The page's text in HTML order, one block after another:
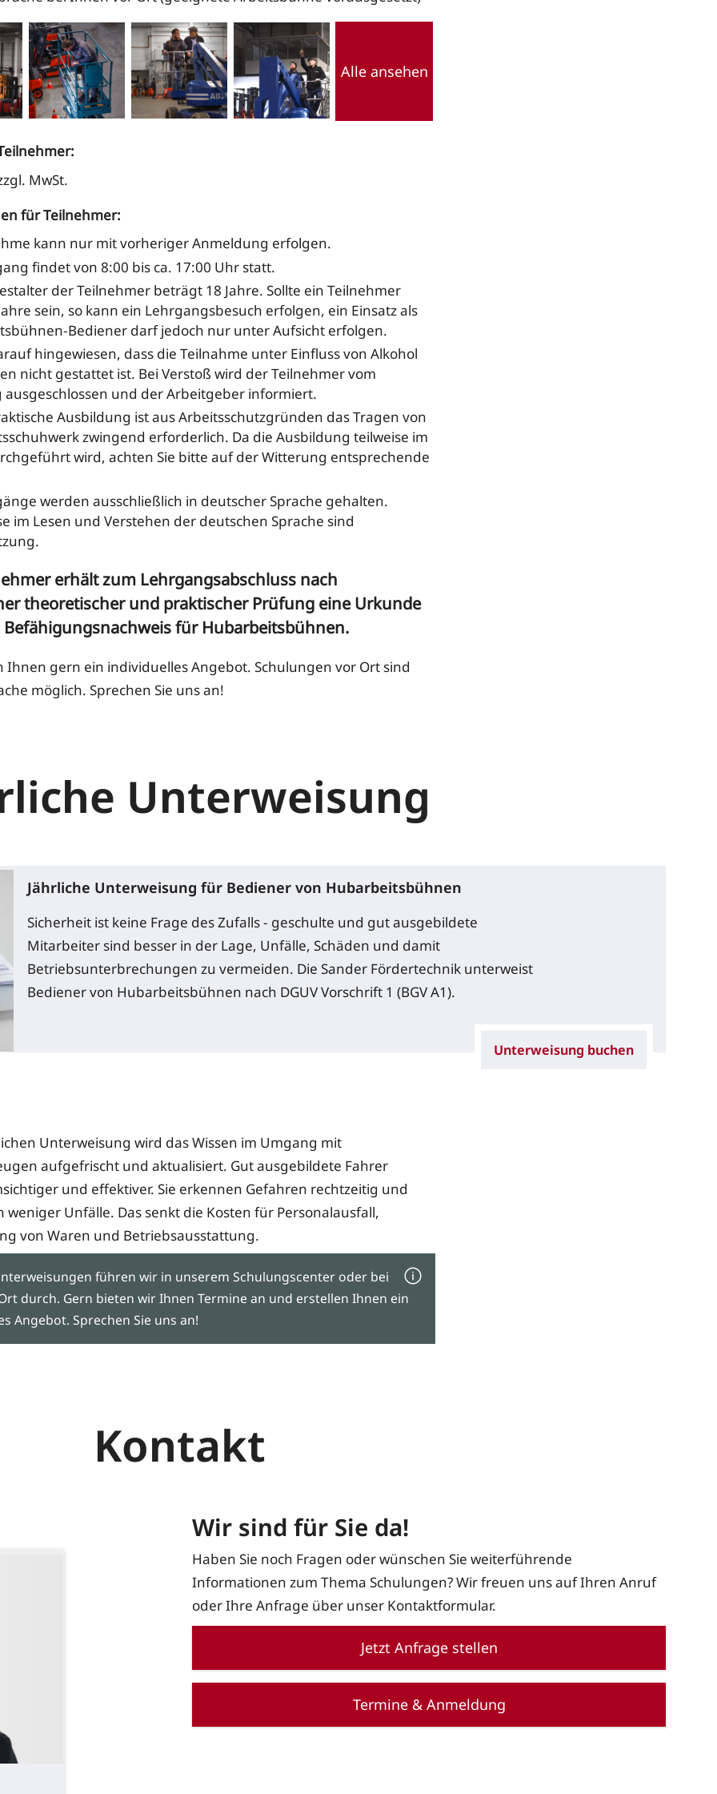
Alle ansehen
MwSt.
für Teilnehmer:
kann nur mit vorheriger Anmeldung erfolgen.
findet von 8:00 bis ca. 17:00 Uhr statt.
der Teilnehmer beträgt 18 Jahre. Sollte ein Teilnehmer
sein, so kann ein Lehrgangsbesuch erfolgen, ein Einsatz als
Bediener darf jedoch nur unter Aufsicht erfolgen.
hingewiesen, dass die Teilnahme unter Einfluss von Alkohol
nicht gestattet ist. Bei Verstoß wird der Teilnehmer vom
ausgeschlossen und der Arbeitgeber informiert.
Ausbildung ist aus Arbeitsschutzgründen das Tragen von
zwingend erforderlich. Da die Ausbildung teilweise im
wird, achten Sie bitte auf der Witterung entsprechende
werden ausschließlich in deutscher Sprache gehalten.
im Lesen und Verstehen der deutschen Sprache sind
erhält zum Lehrgangsabschluss nach
theoretischer und praktischer Prüfung eine Urkunde
für Hubarbeitsbühnen.
Ihnen gern ein individuelles Angebot. Schulungen vor Ort sind
möglich. Sprechen Sie uns an!
Unterweisung
Jährliche Unterweisung für Bediener von Hubarbeitsbühnen
Sicherheit ist keine Frage des Zufalls - geschulte und gut ausgebildete
Mitarbeiter sind besser in der Lage, Unfälle, Schäden und damit
Betriebsunterbrechungen zu vermeiden. Die Sander Fördertechnik unterweist
Bediener von Hubarbeitsbühnen nach DGUV Vorschrift 1 (BGV A1).
Unterweisung buchen
Unterweisung wird das Wissen im Umgang mit
aufgefrischt und aktualisiert. Gut ausgebildete Fahrer
und effektiver. Sie erkennen Gefahren rechtzeitig und
weniger Unfälle. Das senkt die Kosten für Personalausfall,
von Waren und Betriebsausstattung.
führen wir in unserem Schulungscenter oder bei
durch. Gern bieten wir Ihnen Termine an und erstellen Ihnen ein
Angebot. Sprechen Sie uns an!
Kontakt
Wir sind für Sie da!
Haben Sie noch Fragen oder wünschen Sie weiterführende
Informationen zum Thema Schulungen? Wir freuen uns auf Ihren Anruf
oder Ihre Anfrage über unser Kontaktformular.
Jetzt Anfrage stellen
Termine & Anmeldung